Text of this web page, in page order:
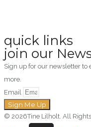
quick links
join our
Sign up for our newsletter to
more.
Email
Sign Me Up
© 2026Tine Lilholt. All